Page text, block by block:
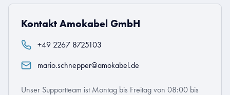
Kontakt Amokabel GmbH
+49 2267 8725103
mario.schnepper@amokabel.de
Unser Supportteam ist Montag bis Freitag von 08:00 bis